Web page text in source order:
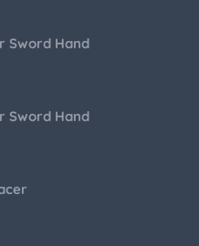
Sword Hand
Sword Hand